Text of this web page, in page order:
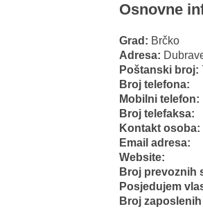
Osnovne
Grad: Brčko
Adresa:
Poštanski broj:
Broj telefona:
Mobilni telefon:
Broj telefaksa:
Kontakt osoba:
Email adresa:
Website:
Broj prevoznih
Posjedujem
Broj